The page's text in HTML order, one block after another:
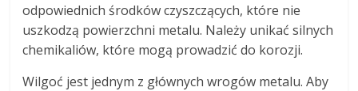
odpowiednich środków czyszczących, które nie
uszkodzą powierzchni metalu. Należy unikać silnych
chemikaliów, które mogą prowadzić do korozji.
Wilgoć jest jednym z głównych wrogów metalu. Aby